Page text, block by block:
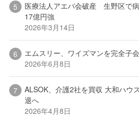
医療法人アエバ会破産 生野区で
17億円強
2026年3月14日
エムスリー、ワイズマンを完全子
2026年6月8日
ALSOK、介護2社を買収 大和ハウ
退へ
2026年4月8日